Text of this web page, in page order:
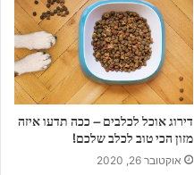
דירוג אוכל לכלבים – ככה תדעו איזה
מזון הכי טוב לכלב שלכם!
אוקטובר 26, 2020